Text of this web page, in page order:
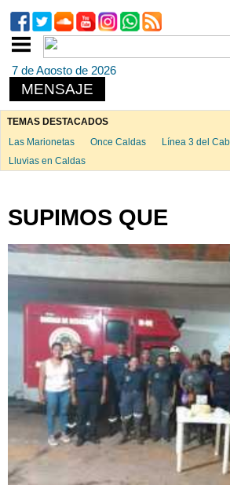
7 de Agosto de 2026
MENSAJE
TEMAS DESTACADOS
Las Marionetas
Once Caldas Línea 3 del
Lluvias en Caldas
SUPIMOS QUE